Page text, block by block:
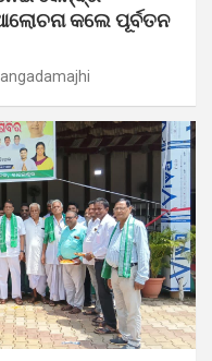
କଲେ ପୂର୍ବତନ